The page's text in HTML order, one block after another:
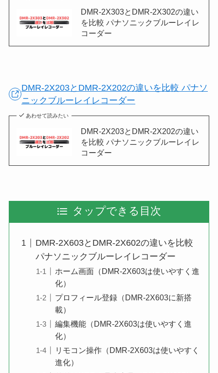
DMR-2X303とDMR-2X302の違い
を比較 パナソニックブルーレイレ
コーダー
DMR-2X203とDMR-2X202の違いを比較 パナソ
ニックブルーレイレコーダー
あわせて読みたい
DMR-2X203とDMR-2X202の違い
を比較 パナソニックブルーレイレ
コーダー
タップできる目次
DMR-2X603とDMR-2X602の違いを比較
パナソニックブルーレイレコーダー
ホーム画面（DMR-2X603は使いやすく進
化）
プロフィール登録（DMR-2X603に新搭
載）
編集機能（DMR-2X603は使いやすく進
化）
リモコン操作（DMR-2X603は使いやすく
進化）